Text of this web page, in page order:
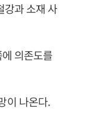
강과 소재 사
의존도를
이 나온다.